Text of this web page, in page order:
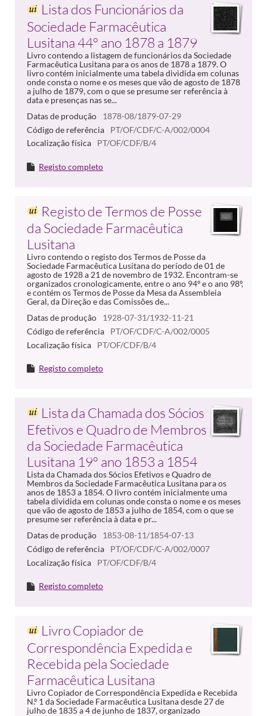
Lista dos Funcionários da
Sociedade Farmacêutica
Lusitana 44º ano 1878 a 1879
Livro contendo a listagem de funcionários da Sociedade
Farmacêutica Lusitana para os anos de 1878 a 1879. O
livro contém inicialmente uma tabela dividida em colunas
onde consta o nome e os meses que vão de agosto de 1878
a julho de 1879, com o que se presume ser referência à
data e presenças nas se...
Datas de produção
1878-08/1879-07-29
Código de referência
PT/OF/CDF/C-A/002/0004
Localização física
PT/OF/CDF/B/4
Registo completo
Registo de Termos de Posse
da Sociedade Farmacêutica
Lusitana
Livro contendo o registo dos Termos de Posse da
Sociedade Farmacêutica Lusitana do período de 01 de
agosto de 1928 a 21 de novembro de 1932. Encontram-se
organizados cronologicamente, entre o ano 94º e o ano 98º,
e contém os Termos de Posse da Mesa da Assembleia
Geral, da Direção e das Comissões de...
Datas de produção
1928-07-31/1932-11-21
Código de referência
PT/OF/CDF/C-A/002/0005
Localização física
PT/OF/CDF/B/4
Registo completo
Lista da Chamada dos Sócios
Efetivos e Quadro de Membros
da Sociedade Farmacêutica
Lusitana 19º ano 1853 a 1854
Lista da Chamada dos Sócios Efetivos e Quadro de
Membros da Sociedade Farmacêutica Lusitana para os
anos de 1853 a 1854. O livro contém inicialmente uma
tabela dividida em colunas onde consta o nome e os meses
que vão de agosto de 1853 a julho de 1854, com o que se
presume ser referência à data e pr...
Datas de produção
1853-08-11/1854-07-13
Código de referência
PT/OF/CDF/C-A/002/0007
Localização física
PT/OF/CDF/B/4
Registo completo
Livro Copiador de
Correspondência Expedida e
Recebida pela Sociedade
Farmacêutica Lusitana
Livro Copiador de Correspondência Expedida e Recebida
N.º 1 da Sociedade Farmacêutica Lusitana desde 27 de
julho de 1835 a 4 de junho de 1837, organizado